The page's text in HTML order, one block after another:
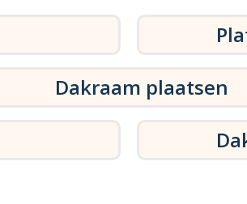
Dakraam plaatsen